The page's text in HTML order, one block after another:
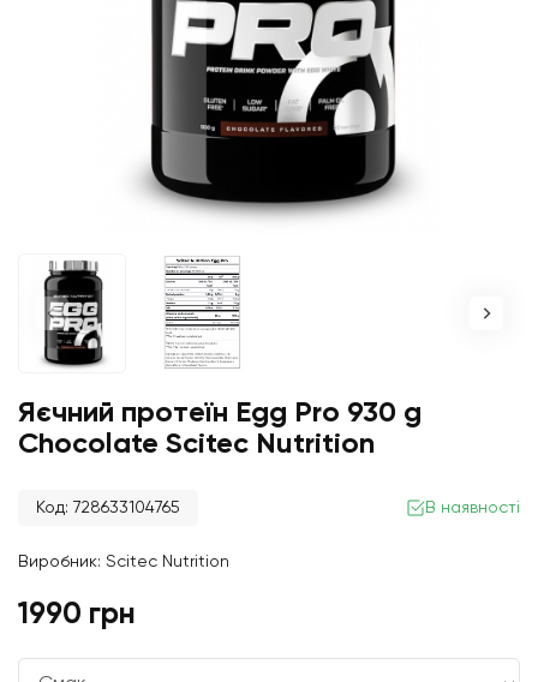
Яєчний протеїн Egg Pro 930 g
Chocolate Scitec Nutrition
Код: 728633104765 В наявності
Виробник: Scitec Nutrition
1990 грн